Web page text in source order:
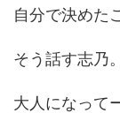
自分で決めた
そう話す志乃。
大人になって